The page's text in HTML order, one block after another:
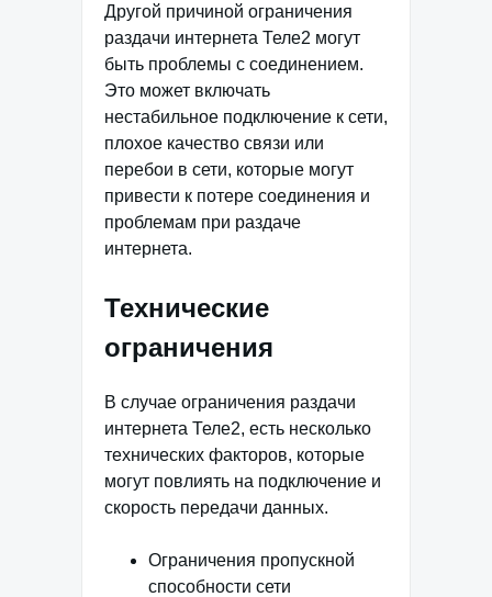
Другой причиной ограничения
раздачи интернета Теле2 могут
быть проблемы с соединением.
Это может включать
нестабильное подключение к сети,
плохое качество связи или
перебои в сети, которые могут
привести к потере соединения и
проблемам при раздаче
интернета.
Технические
ограничения
В случае ограничения раздачи
интернета Теле2, есть несколько
технических факторов, которые
могут повлиять на подключение и
скорость передачи данных.
Ограничения пропускной
способности сети